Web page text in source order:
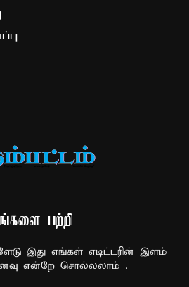
பற்றி
இது எங்கள் எடிட்டரின் இளம்
என்றே சொல்லலாம் .